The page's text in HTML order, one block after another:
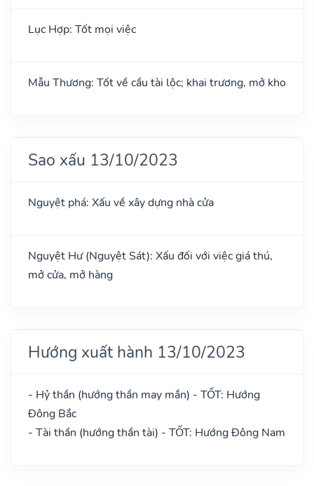
Lục Hợp: Tốt mọi việc
Mẫu Thương: Tốt về cầu tài lộc; khai trương, mở kho
Sao xấu 13/10/2023
Nguyệt phá: Xấu về xây dựng nhà cửa
Nguyệt Hư (Nguyệt Sát): Xấu đối với việc giá thú,
mở cửa, mở hàng
Hướng xuất hành 13/10/2023
- Hỷ thần (hướng thần may mắn) - TỐT: Hướng
Đông Bắc
- Tài thần (hướng thần tài) - TỐT: Hướng Đông Nam